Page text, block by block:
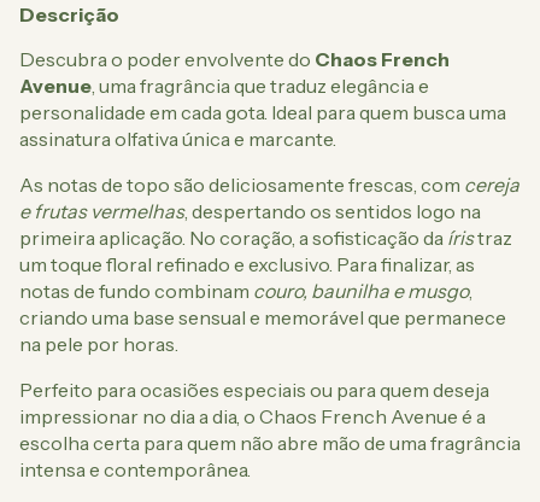
Descrição
Descubra o poder envolvente do Chaos French
Avenue, uma fragrância que traduz elegância e
personalidade em cada gota. Ideal para quem busca uma
assinatura olfativa única e marcante.
As notas de topo são deliciosamente frescas, com cereja
e frutas vermelhas, despertando os sentidos logo na
primeira aplicação. No coração, a sofisticação da íristraz
um toque floral refinado e exclusivo. Para finalizar, as
notas de fundo combinam couro, baunilha e musgo,
criando uma base sensual e memorável que permanece
na pele por horas.
Perfeito para ocasiões especiais ou para quem deseja
impressionar no dia a dia, o Chaos French Avenue é a
escolha certa para quem não abre mão de uma fragrância
intensa e contemporânea.